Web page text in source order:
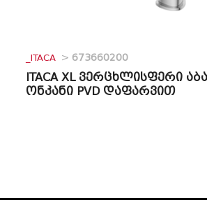
_ITACA > 673660200
ITACA XL ვერცხლისფერი
ონკანი PVD დაფარვით